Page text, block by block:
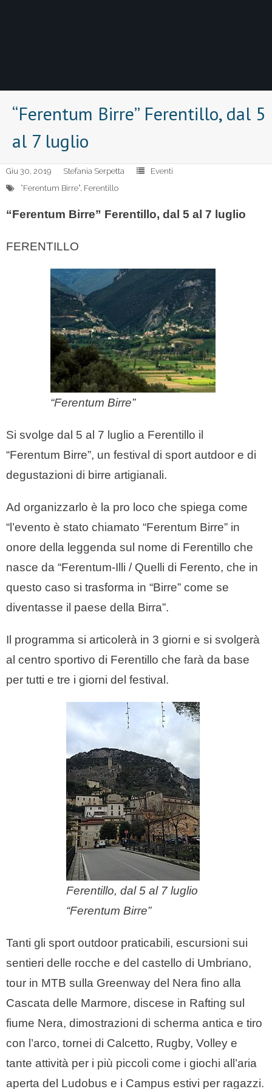
“Ferentum Birre” Ferentillo, dal 5
al 7 luglio
Giu 30, 2019 Stefania Serpetta
Eventi
“Ferentum Birre”, Ferentillo
“Ferentum Birre” Ferentillo, dal 5 al 7 luglio
FERENTILLO
“Ferentum Birre”
Si svolge dal 5 al 7 luglio a Ferentillo il
“Ferentum Birre”, un festival di sport autdoor e di
degustazioni di birre artigianali.
Ad organizzarlo è la pro loco che spiega come
“l’evento è stato chiamato “Ferentum Birre” in
onore della leggenda sul nome di Ferentillo che
nasce da “Ferentum-Illi / Quelli di Ferento, che in
questo caso si trasforma in “Birre” come se
diventasse il paese della Birra”.
Il programma si articolerà in 3 giorni e si svolgerà
al centro sportivo di Ferentillo che farà da base
per tutti e tre i giorni del festival.
Ferentillo, dal 5 al 7 luglio
“Ferentum Birre”
Tanti gli sport outdoor praticabili, escursioni sui
sentieri delle rocche e del castello di Umbriano,
tour in MTB sulla Greenway del Nera fino alla
Cascata delle Marmore, discese in Rafting sul
fiume Nera, dimostrazioni di scherma antica e tiro
con l’arco, tornei di Calcetto, Rugby, Volley e
tante attività per i più piccoli come i giochi all’aria
aperta del Ludobus e i Campus estivi per ragazzi.